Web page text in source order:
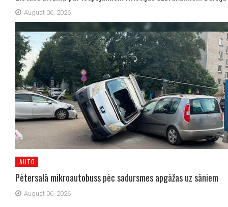
August 06, 2026
AUTO
Pētersalā mikroautobuss pēc sadursmes apgāžas uz sāniem
August 06, 2026